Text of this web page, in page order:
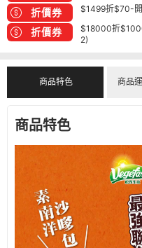
折價券 $1499折$70-
折價券
$18000折
2)
商品特色 商品
商品特色